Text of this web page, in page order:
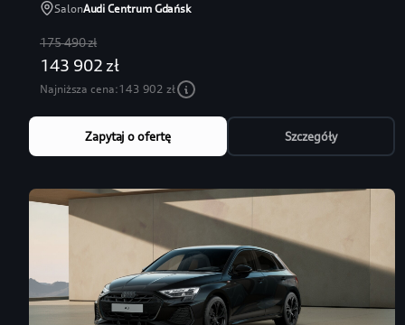
SalonAudi Centrum Gdańsk
175 490 zł
143 902 zł
Najniższa cena:143 902 zł
Zapytaj o ofertę Szczegóły